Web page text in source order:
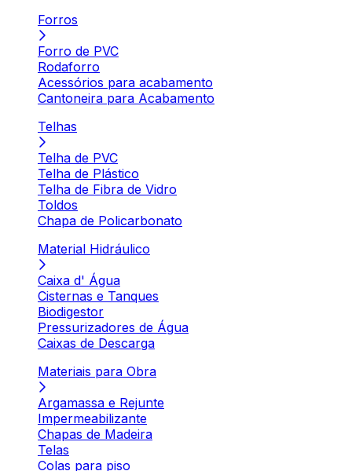
Forros
Forro de PVC
Rodaforro
Acessórios para acabamento
Cantoneira para Acabamento
Telhas
Telha de PVC
Telha de Plástico
Telha de Fibra de Vidro
Toldos
Chapa de Policarbonato
Material Hidráulico
Caixa d' Água
Cisternas e Tanques
Biodigestor
Pressurizadores de Água
Caixas de Descarga
Materiais para Obra
Argamassa e Rejunte
Impermeabilizante
Chapas de Madeira
Telas
Colas para piso